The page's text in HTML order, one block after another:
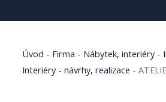
Úvod - Firma - Nábytek, interiéry-
Interiéry - návrhy, realizace -